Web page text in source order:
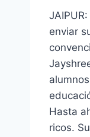
JAIPUR:
enviar
Hasta
ricos.